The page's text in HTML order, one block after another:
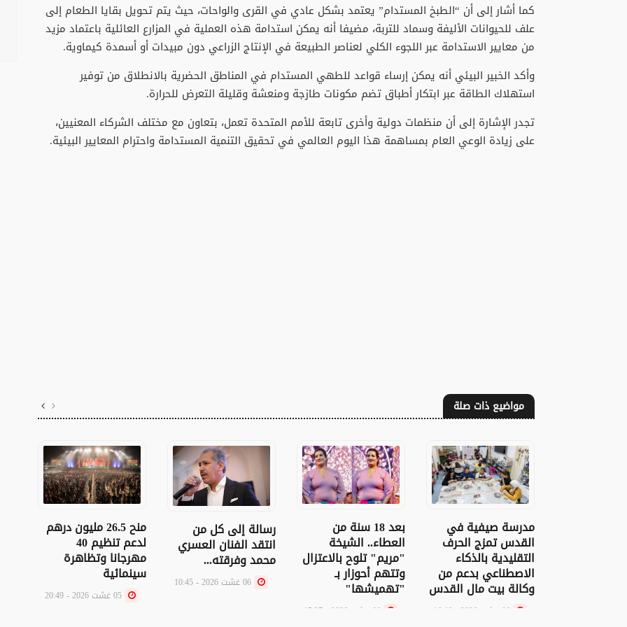
كما أشار إلى أن “الطبخ المستدام” يعتمد بشكل عادي في القرى والواحات، حيث يتم تحويل بقايا الطعام إلى
علف للحيوانات الأليفة وسماد للتربة، مضيفا أنه يمكن استدامة هذه العملية في المزارع العائلية باعتماد مزيد
من معايير الاستدامة عبر اللجوء الكلي لعناصر الطبيعة في الإنتاج الزراعي دون مبيدات أو أسمدة كيماوية.
وأكد الخبير البيئي أنه يمكن إرساء قواعد للطهي المستدام في المناطق الحضرية بالانطلاق من توفير
استهلاك الطاقة عبر ابتكار أطباق تضم مكونات طازجة ومنعشة وقليلة التعرض للحرارة.
تجدر الإشارة إلى أن منظمات دولية وأخرى تابعة للأمم المتحدة تعمل، بتعاون مع مختلف الشركاء المعنيين،
على زيادة الوعي العام بمساهمة هذا اليوم العالمي في تحقيق التنمية المستدامة واحترام المعايير البيئية.
مواضيع ذات صلة
مدرسة صيفية في
القدس تمزج الحرف
التقليدية بالذكاء
الاصطناعي بدعم من
وكالة بيت مال القدس
بعد 18 سنة من
العطاء.. الشيخة
"مريم" تلوح بالاعتزال
وتتهم أحوزار بـ
"تهميشها"
رسالة إلى كل من
انتقد الفنان العسري
محمد وفرقته...
منح 26.5 مليون درهم
لدعم تنظيم 40
مهرجانا وتظاهرة
سينمائية